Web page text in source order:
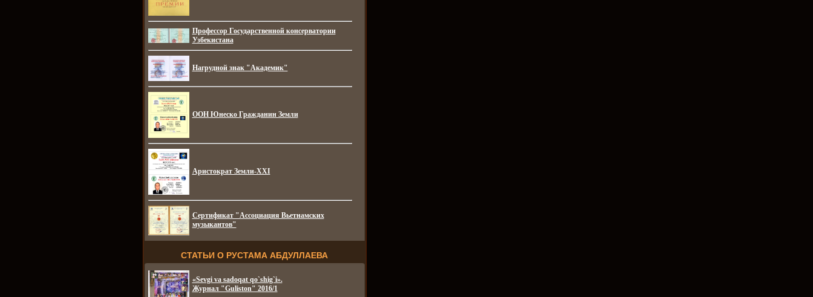
Профессор Государственной консерватории
Узбекистана
Нагрудной знак "Академик"
ООН Юнеско Гражданин Земли
Аристократ Земли-XXI
Сертификат "Ассоциация Вьетнамских
музыкантов"
СТАТЬИ О РУСТАМА АБДУЛЛАЕВА
«Sevgi va sadoqat qo`shig`i».
Журнал "Guliston" 2016/1